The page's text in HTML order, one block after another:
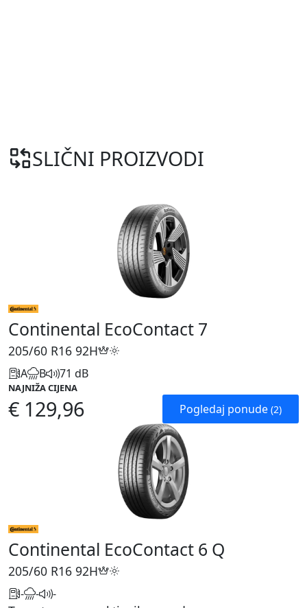
SLIČNI PROIZVODI
Continental EcoContact 7
205/60 R16 92H
A B 71 dB
NAJNIŽA CIJENA
€ 129,96 Pogledaj ponude (2)
Continental EcoContact 6 Q
205/60 R16 92H
- - -